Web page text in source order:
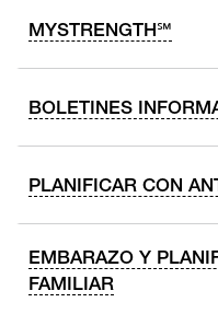
MYSTRENGTH℠
BOLETINES
PLANIFICAR CON
EMBARAZO Y
FAMILIAR